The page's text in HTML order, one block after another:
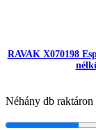
RAVAK X070198
Néhány db raktáron